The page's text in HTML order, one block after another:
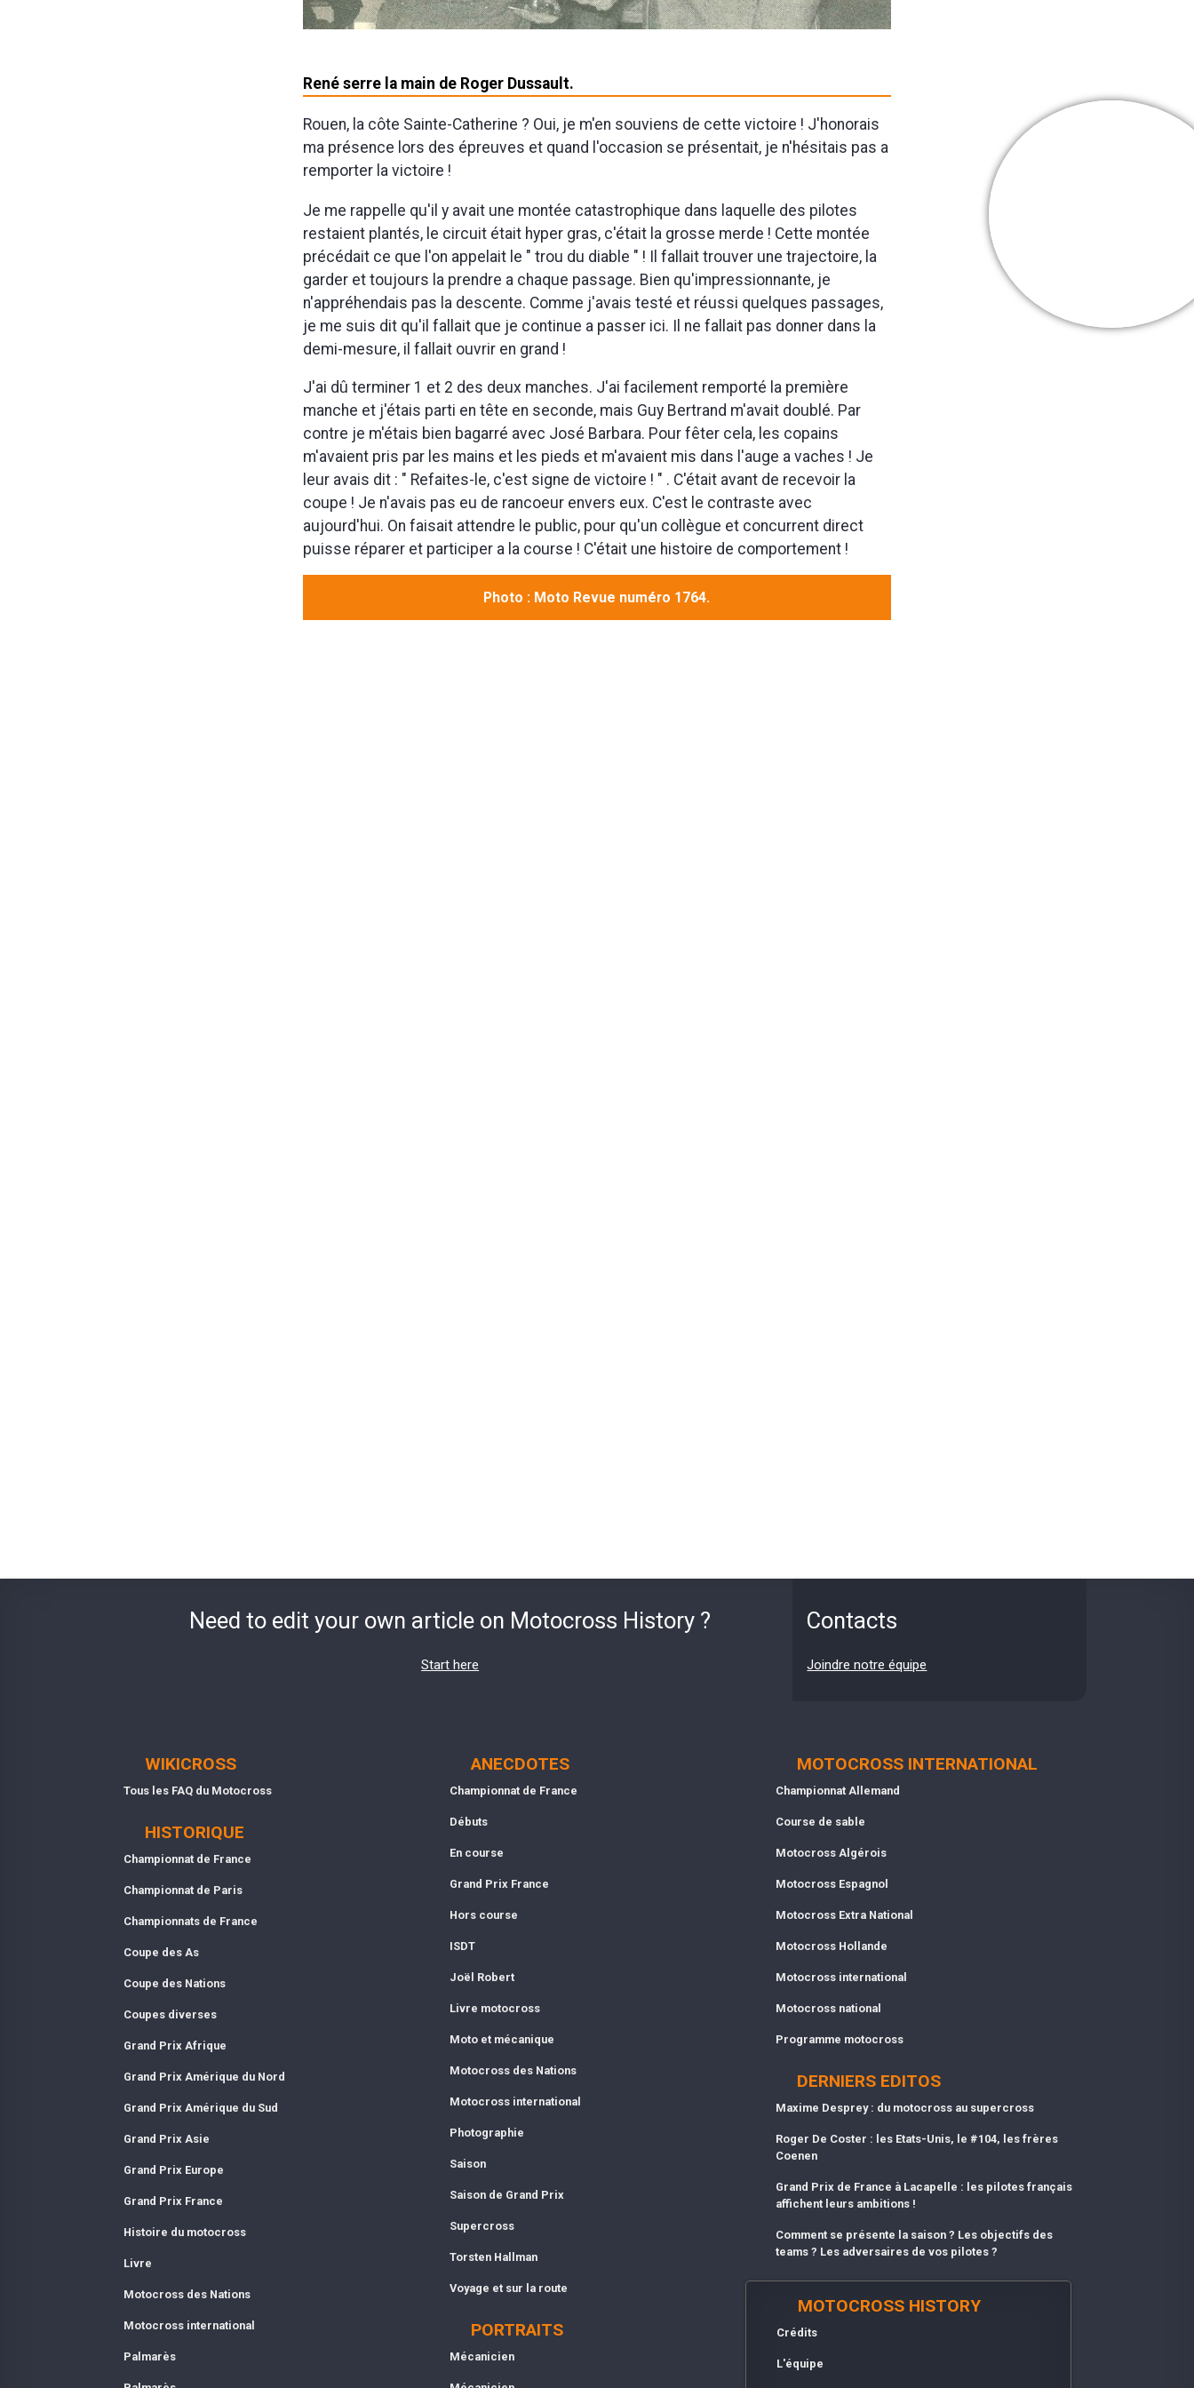
René serre la main de Roger Dussault.
Rouen, la côte Sainte-Catherine ? Oui, je m'en souviens de cette victoire ! J'honorais
ma présence lors des épreuves et quand l'occasion se présentait, je n'hésitais pas a
remporter la victoire !
Je me rappelle qu'il y avait une montée catastrophique dans laquelle des pilotes
restaient plantés, le circuit était hyper gras, c'était la grosse merde ! Cette montée
précédait ce que l'on appelait le " trou du diable " ! Il fallait trouver une trajectoire, la
garder et toujours la prendre a chaque passage. Bien qu'impressionnante, je
n'appréhendais pas la descente. Comme j'avais testé et réussi quelques passages,
je me suis dit qu'il fallait que je continue a passer ici. Il ne fallait pas donner dans la
demi-mesure, il fallait ouvrir en grand !
J'ai dû terminer 1 et 2 des deux manches. J'ai facilement remporté la première
manche et j'étais parti en tête en seconde, mais Guy Bertrand m'avait doublé. Par
contre je m'étais bien bagarré avec José Barbara. Pour fêter cela, les copains
m'avaient pris par les mains et les pieds et m'avaient mis dans l'auge a vaches ! Je
leur avais dit : " Refaites-le, c'est signe de victoire ! " . C'était avant de recevoir la
coupe ! Je n'avais pas eu de rancoeur envers eux. C'est le contraste avec
aujourd'hui. On faisait attendre le public, pour qu'un collègue et concurrent direct
puisse réparer et participer a la course ! C'était une histoire de comportement !
Photo : Moto Revue numéro 1764.
Need to edit your own article on Motocross History ?
Start here
Contacts
Joindre notre équipe
WIKICROSS
Tous les FAQ du Motocross
HISTORIQUE
Championnat de France
Championnat de Paris
Championnats de France
Coupe des As
Coupe des Nations
Coupes diverses
Grand Prix Afrique
Grand Prix Amérique du Nord
Grand Prix Amérique du Sud
Grand Prix Asie
Grand Prix Europe
Grand Prix France
Histoire du motocross
Livre
Motocross des Nations
Motocross international
Palmarès
ANECDOTES
Championnat de France
Débuts
En course
Grand Prix France
Hors course
ISDT
Joël Robert
Livre motocross
Moto et mécanique
Motocross des Nations
Motocross international
Photographie
Saison
Saison de Grand Prix
Supercross
Torsten Hallman
Voyage et sur la route
PORTRAITS
Mécanicien
MOTOCROSS INTERNATIONAL
Championnat Allemand
Course de sable
Motocross Algérois
Motocross Espagnol
Motocross Extra National
Motocross Hollande
Motocross international
Motocross national
Programme motocross
DERNIERS EDITOS
Maxime Desprey : du motocross au supercross
Roger De Coster : les Etats-Unis, le #104, les frères
Coenen
Grand Prix de France à Lacapelle : les pilotes français
affichent leurs ambitions !
Comment se présente la saison ? Les objectifs des
teams ? Les adversaires de vos pilotes ?
MOTOCROSS HISTORY
Crédits
L'équipe